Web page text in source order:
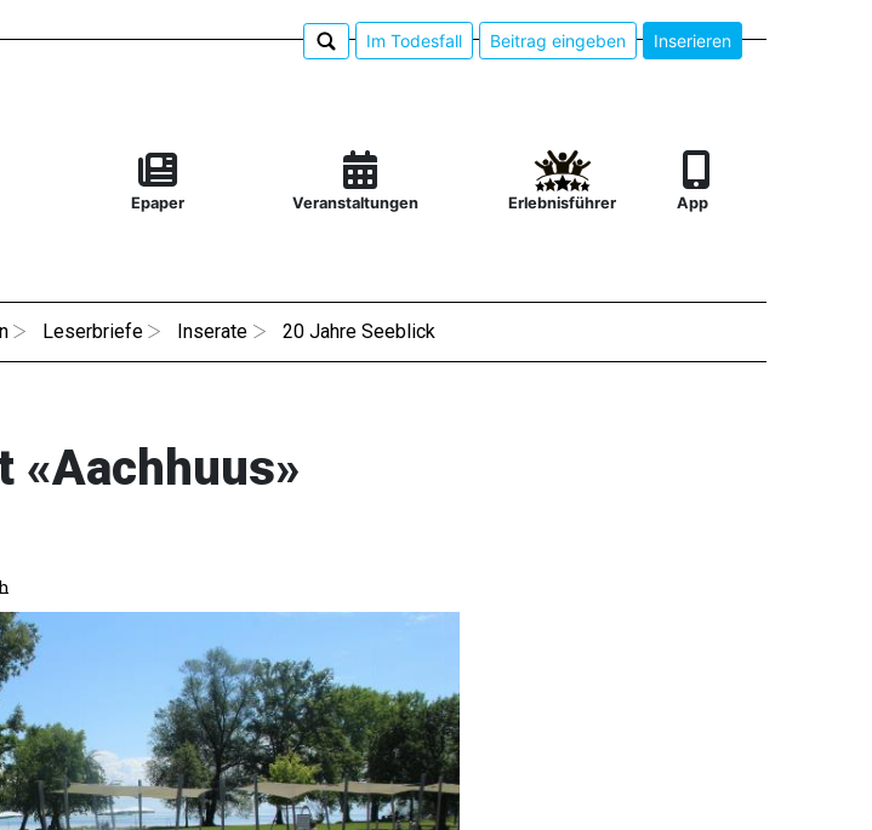
Im Todesfall Beitrag eingeben Inserieren
Epaper Veranstaltungen Erlebnisführer App
Leserbriefe Inserate 20 Jahre Seeblick
«Aachhuus»